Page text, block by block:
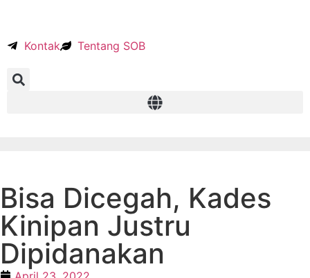
Kontak Tentang SOB
Bisa Dicegah, Kades
Kinipan Justru
Dipidanakan